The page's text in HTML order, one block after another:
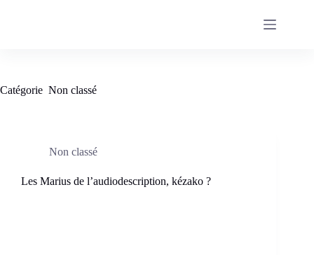
Catégorie Non classé
Non classé
Les Marius de l’audiodescription, kézako ?